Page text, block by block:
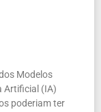
Modelos
Artificial (IA)
poderiam ter